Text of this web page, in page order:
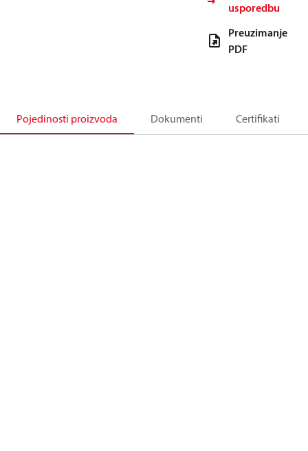
usporedbu
Preuzimanje
PDF
Pojedinosti proizvoda Dokumenti Certifikati